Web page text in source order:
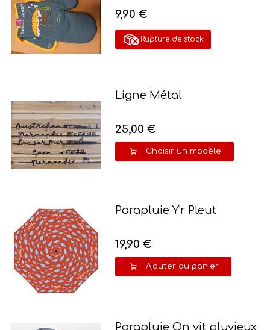
9,90 €
Rupture de stock
Ligne Métal
25,00 €
Choisir un modèle
Parapluie Y'r Pleut
19,90 €
Ajouter au panier
Parapluie On vit pluvieux